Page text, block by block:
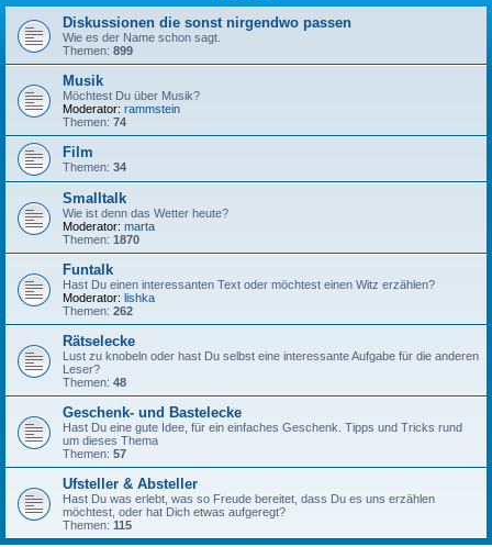
Diskussionen die sonst nirgendwo passen
Wie es der Name schon sagt.
Themen: 899
Musik
Möchtest Du über Musik?
Moderator: rammstein
Themen: 74
Film
Themen: 34
Smalltalk
Wie ist denn das Wetter heute?
Moderator: marta
Themen: 1870
Funtalk
Hast Du einen interessanten Text oder möchtest einen Witz erzählen?
Moderator: lishka
Themen: 262
Rätselecke
Lust zu knobeln oder hast Du selbst eine interessante Aufgabe für die anderen
Leser?
Themen: 48
Geschenk- und Bastelecke
Hast Du eine gute Idee, für ein einfaches Geschenk. Tipps und Tricks rund
um dieses Thema
Themen: 57
Ufsteller & Absteller
Hast Du was erlebt, was so Freude bereitet, dass Du es uns erzählen
möchtest, oder hat Dich etwas aufgeregt?
Themen: 115